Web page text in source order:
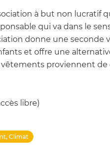
à but non lucratif
qui va dans le
donne une seconde
et offre une
vêtements proviennent de
libre)
Climat